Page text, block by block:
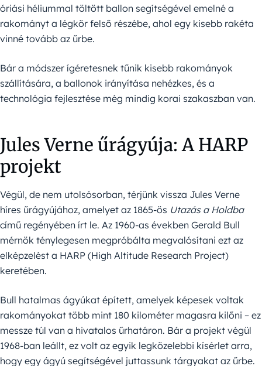
óriási héliummal töltött ballon segítségével emelné a
rakományt a légkör felső részébe, ahol egy kisebb rakéta
vinné tovább az űrbe.
Bár a módszer ígéretesnek tűnik kisebb rakományok
szállítására, a ballonok irányítása nehézkes, és a
technológia fejlesztése még mindig korai szakaszban van.
Jules Verne űrágyúja: A HARP
projekt
Végül, de nem utolsósorban, térjünk vissza Jules Verne
híres űrágyújához, amelyet az 1865-ös Utazás a Holdba
című regényében írt le. Az 1960-as években Gerald Bull
mérnök ténylegesen megpróbálta megvalósítani ezt az
elképzelést a HARP (High Altitude Research Project)
keretében.
Bull hatalmas ágyúkat épített, amelyek képesek voltak
rakományokat több mint 180 kilométer magasra kilőni – ez
messze túl van a hivatalos űrhatáron. Bár a projekt végül
1968-ban leállt, ez volt az egyik legközelebbi kísérlet arra,
hogy egy ágyú segítségével juttassunk tárgyakat az űrbe.